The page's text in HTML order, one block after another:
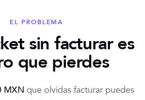
EL PROBLEMA
sin facturar es
que pierdes
MXN que olvidas facturar puedes